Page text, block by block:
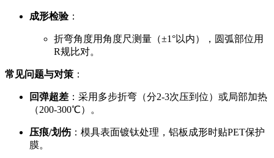
成形检验：
折弯角度用角度尺测量（±1°以内），圆弧部位用
R规比对。
常见问题与对策 ：
回弹超差 ：采用多步折弯（分2-3次压到位）或局部加热
（200-300℃）。
压痕/划伤：模具表面镀钛处理，铝板成形时贴PET保护
膜。